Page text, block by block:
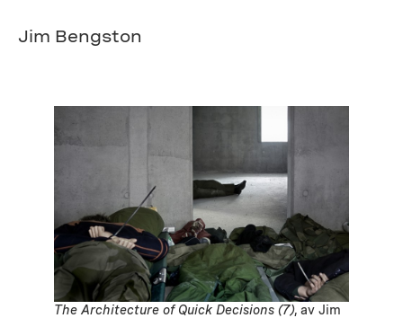
Jim Bengston
The Architecture of Quick Decisions (7), av Jim